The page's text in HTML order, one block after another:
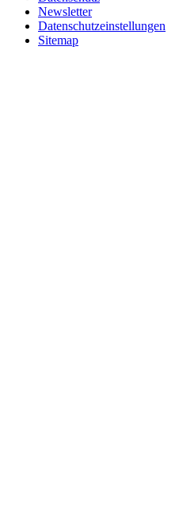
Newsletter
Datenschutzeinstellungen
Sitemap